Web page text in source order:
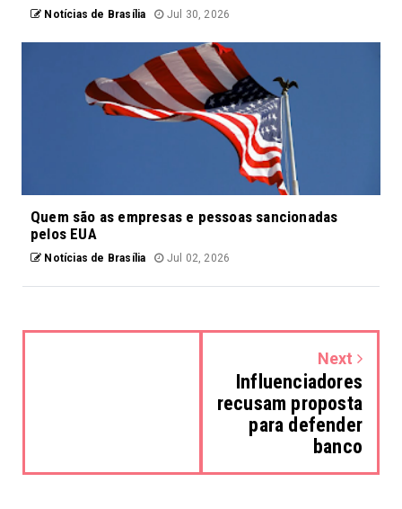
Notícias de Brasília Jul 30, 2026
Quem são as empresas e pessoas sancionadas
pelos EUA
Notícias de Brasília Jul 02, 2026
Next
Influenciadores
recusam proposta
para defender
banco